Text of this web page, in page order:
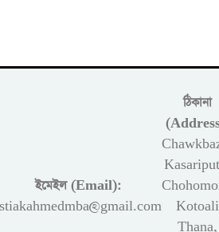
ইমেইল (Email):
ঠিকানা
Kotoali
Thana,